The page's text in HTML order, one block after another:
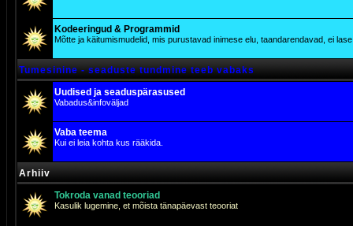
Kodeeringud & Programmid
Mõtte ja käitumismudelid, mis purustavad inimese elu, taandarendavad, ei
Tumesinine - seaduste tundmine teeb vabaks
Uudised ja seaduspärasused
Vabadus&infoväljad
Vaba teema
Kui ei leia kohta kus rääkida.
Arhiiv
Tokroda vanad teooriad
Kasulik lugemine, et mõista tänapäevast teooriat